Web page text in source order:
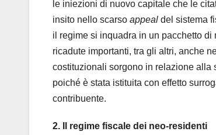
le iniezioni di nuovo capitale che le
insito nello scarso appeal del sistema
il regime si inquadra in un pacchetto
ricadute importanti, tra gli altri, anche
costituzionali sorgono in relazione alla
poiché è stata istituita con effetto
contribuente.
2. Il regime fiscale dei neo-residenti